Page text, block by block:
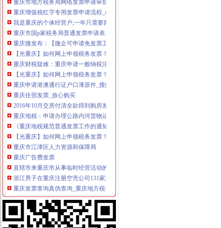
重庆增值税红字专用发票申请流程_cqmaiji_新浪博客
我是重庆的个体经营户,一年只需要两本发票,请问怎样才能申请发票
重庆市国p家税务局普通发票申请表.doc
重庆微发布：【微企可申请免发票工
【光重庆】如何网上申领税务发票？
重庆财税疑难：重庆申请一般纳税注册公司代找王会计-重庆爱
【光重庆】如何网上申领税务发票？_搜狐其它_搜狐网
重庆申请港澳通行证户口薄原件_搜问问
重庆住宿发票_放心购买
2016年10月交房付清全款得到购房发票,现在能否申请提取重庆公积
重庆地税：申请办理公路内河货物运输发票自开票纳税人资格需要哪些
《重庆地税规范普通发票工作的通知》.doc
【光重庆】如何网上申领税务发票？-搜狐
重庆市江津区人力资源和保障局
重庆广告费发票
直辖市来重庆市从事临时经营活动的单位和个人,如何申请领购发票？
浙江男子在重庆注册空壳公司131家发票金额逾亿元_凤凰资讯
重庆发票查询真伪查询_重庆地方税务局_中华网
重庆公需科目继续教育网上缴费发票申请表
重庆发票,重庆哪里有开票,重庆增值税发票,重庆增值税普通发票,
哪些况可以申请发票？需要哪些资料？_信息公开
重庆市地方税务局关于修订《重庆市地方税务局发票管理办》